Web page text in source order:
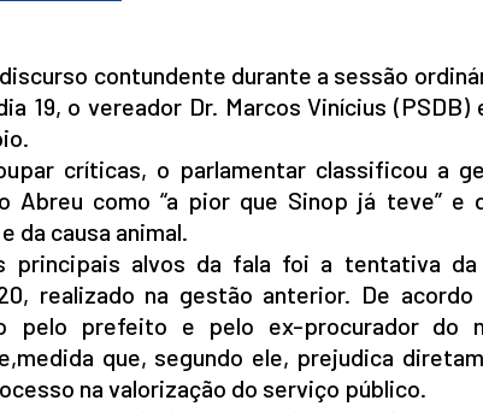
contundente durante a sessão
19, o vereador Dr. Marcos Vinícius
críticas, o parlamentar classificou a
Abreu como “a pior que Sinop já teve” e
da causa animal.
principais alvos da fala foi a tentativa
realizado na gestão anterior. De
pelo prefeito e pelo ex-procurador do
que, segundo ele, prejudica
na valorização do serviço público.